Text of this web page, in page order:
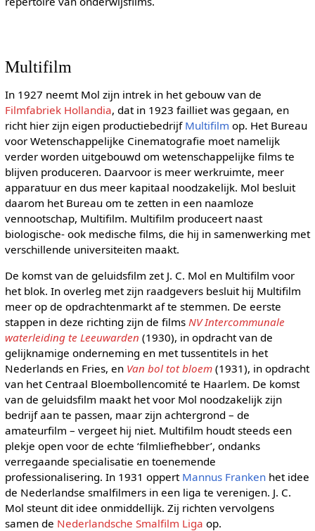
Multifilm
In 1927 neemt Mol zijn intrek in het gebouw van de
Filmfabriek Hollandia, dat in 1923 failliet was gegaan, en
richt hier zijn eigen productiebedrijf Multifilm op. Het Bureau
voor Wetenschappelijke Cinematografie moet namelijk
verder worden uitgebouwd om wetenschappelijke films te
blijven produceren. Daarvoor is meer werkruimte, meer
apparatuur en dus meer kapitaal noodzakelijk. Mol besluit
daarom het Bureau om te zetten in een naamloze
vennootschap, Multifilm. Multifilm produceert naast
biologische- ook medische films, die hij in samenwerking met
verschillende universiteiten maakt.
De komst van de geluidsfilm zet J. C. Mol en Multifilm voor
het blok. In overleg met zijn raadgevers besluit hij Multifilm
meer op de opdrachtenmarkt af te stemmen. De eerste
stappen in deze richting zijn de films NV Intercommunale
waterleiding te Leeuwarden (1930), in opdracht van de
gelijknamige onderneming en met tussentitels in het
Nederlands en Fries, en Van bol tot bloem(1931), in opdracht
van het Centraal Bloembollencomité te Haarlem. De komst
van de geluidsfilm maakt het voor Mol noodzakelijk zijn
bedrijf aan te passen, maar zijn achtergrond – de
amateurfilm – vergeet hij niet. Multifilm houdt steeds een
plekje open voor de echte ‘filmliefhebber’, ondanks
verregaande specialisatie en toenemende
professionalisering. In 1931 oppert Mannus Frankenhet idee
de Nederlandse smalfilmers in een liga te verenigen. J. C.
Mol steunt dit idee onmiddellijk. Zij richten vervolgens
samen de Nederlandsche Smalfilm Liga op.